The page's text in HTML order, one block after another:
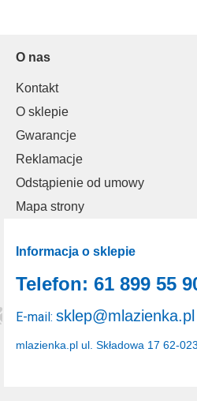
O nas
Kontakt
O sklepie
Gwarancje
Reklamacje
Odstąpienie od umowy
Mapa strony
Informacja o sklepie
mlazienka.pl ul. Składowa 17 62-
Telefon: 61 899 55
E-mail: sklep@mlazienka.pl